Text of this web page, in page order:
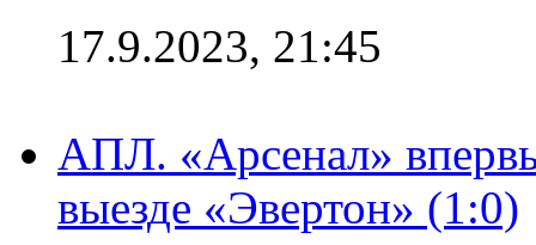
17.9.2023, 21:45
АПЛ. «Арсенал»
выезде «Эвертон» (1:0)